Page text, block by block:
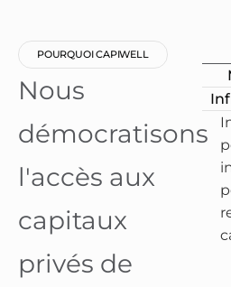
POURQUOI CAPIWELL
Nous
démocratisons
l'accès aux
capitaux
privés de